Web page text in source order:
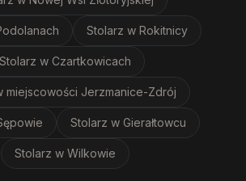
Stolarz w Rokitnicy
Stolarz w Czartkowicach
miejscowości Jerzmanice-Zdrój
Stolarz w Gierałtowcu
Stolarz w Wilkowie